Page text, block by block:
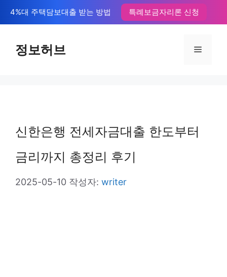
텐
4%대 주택담보대출 받는 방법 특례보금자리론 신청
정보허브 메
신한은행 전세자금대출 한도부터
금리까지 총정리 후기
2025-05-10 작성자: writer